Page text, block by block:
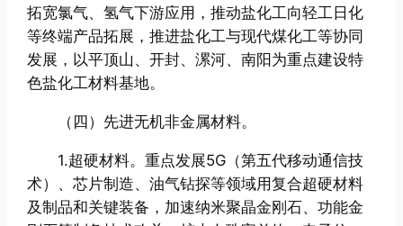
拓宽氯气、氢气下游应用，推动盐化工向轻工日化
等终端产品拓展，推进盐化工与现代煤化工等协同
发展，以平顶山、开封、漯河、南阳为重点建设特
色盐化工材料基地。
（四）先进无机非金属材料。
1.超硬材料。重点发展5G（第五代移动通信技
术）、芯片制造、油气钻探等领域用复合超硬材料
及制品和关键装备，加速纳米聚晶金刚石、功能金